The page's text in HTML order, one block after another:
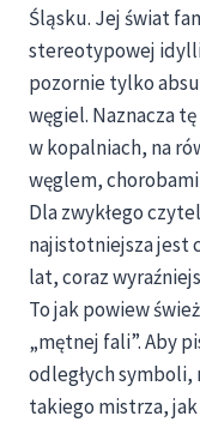
Śląsku. Jej świat
stereotypowej
pozornie tylko
węgiel. Naznacza
w kopalniach, na
węglem, chorobami
Dla zwykłego
najistotniejsza jest
lat, coraz
To jak powiew
„mętnej fali”. Aby
odległych
takiego mistrza,